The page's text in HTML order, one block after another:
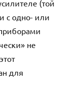
(той
с одно- или
не
для